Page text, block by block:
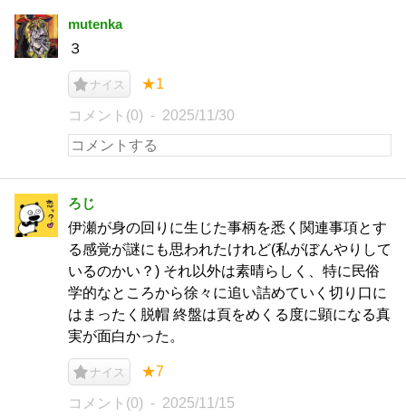
mutenka
３
ナイス ★1
コメント(0) 2025/11/30
ろじ
伊瀬が身の回りに生じた事柄を悉く関連事項とす
る感覚が謎にも思われたけれど(私がぼんやりして
いるのかい？) それ以外は素晴らしく、特に民俗
学的なところから徐々に追い詰めていく切り口に
はまったく脱帽 終盤は頁をめくる度に顕になる真
実が面白かった。
ナイス ★7
コメント(0) 2025/11/15